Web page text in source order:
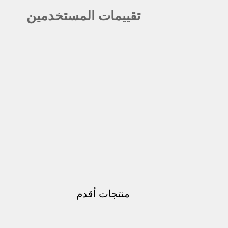
تقييمات المستخدمين
منتجات أقدم